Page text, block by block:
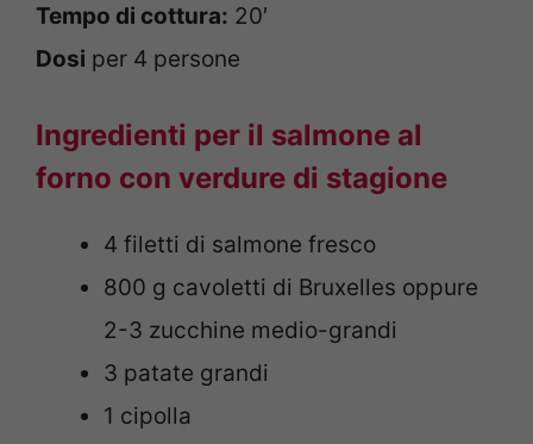
Tempo di cottura: 20′
Dosi per 4 persone
Ingredienti per il salmone al
forno con verdure di stagione
4 filetti di salmone fresco
800 g cavoletti di Bruxelles oppure
2-3 zucchine medio-grandi
3 patate grandi
1 cipolla